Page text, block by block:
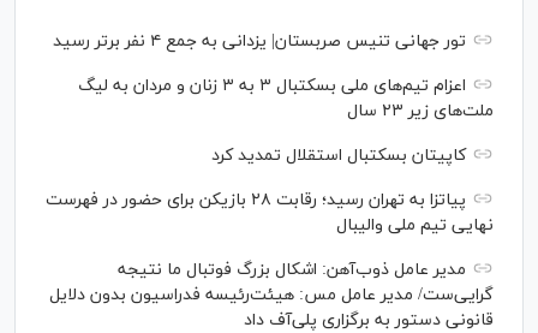
تور جهانی تنیس صربستان| یزدانی به جمع ۴ نفر برتر رسید
اعزام تیم‌های ملی بسکتبال ۳ به ۳ زنان و مردان به لیگ
ملت‌های زیر ۲۳ سال
کاپیتان بسکتبال استقلال تمدید کرد
پیاتزا به تهران رسید؛ رقابت ۲۸ بازیکن برای حضور در فهرست
نهایی تیم ملی والیبال
مدیر عامل ذوب‌آهن: اشکال بزرگ فوتبال ما نتیجه
گرایی‌ست/ مدیر عامل مس: هیئت‌رئیسه فدراسیون بدون دلایل
قانونی دستور به برگزاری پلی‌آف داد